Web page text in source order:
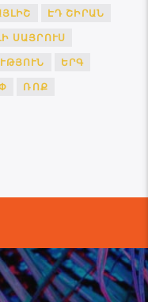
ԷԴ ՇԻՐԱՆ
ՍԱՅՐՈՒՍ
ԵՐԳ
ՌՈՔ